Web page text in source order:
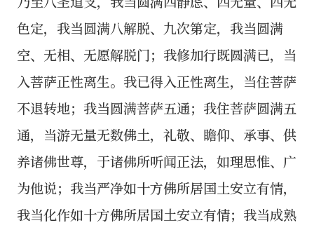
色定，我当圆满八解脱、九次第定，我当圆满
空、无相、无愿解脱门；我修加行既圆满已，当
入菩萨正性离生。我已得入正性离生，当住菩萨
不退转地；我当圆满菩萨五通；我住菩萨圆满五
通，当游无量无数佛土，礼敬、瞻仰、承事、供
养诸佛世尊，于诸佛所听闻正法，如理思惟、广
为他说；我当严净如十方佛所居国土安立有情，
我当化作如十方佛所居国土安立有情；我当成熟